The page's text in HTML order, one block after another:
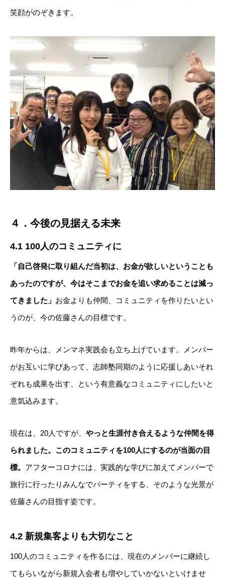
笑顔がのぞきます。
４．今後の見据える未来
4.1 100人のコミュニティに
「自己啓発に取り組んだ当初は、お金が欲しいということも
あったのですが、今はそこまでお金を追い求めることは減っ
てきました」 お金よりも仲間、コミュニティを作りたいとい
うのが、今の佐藤さんの目標です。
昨年からは、メンマネ実践会も立ち上げています。メンバー
がお互いに学びあって、志師塾同期のように応援しあいそれ
ぞれも成果を出す、という有意義なコミュニティにしたいと
意気込みます。
現在は、20人ですが、 やっと生涯付き合えるような仲間を得
られました。このコミュニティを100人にするのが当面の目
標。 アフターコロナには、実践的な学びに加えてメンバーで
旅行に行ったりみんなでパーティをする、そのような光景が
佐藤さんの目指す姿です。
4.2 新規集客よりも大切なこと
100人のコミュニティを作るには、現在のメンバーに継続し
てもらいながら新規入会者も増やしていかないといけませ